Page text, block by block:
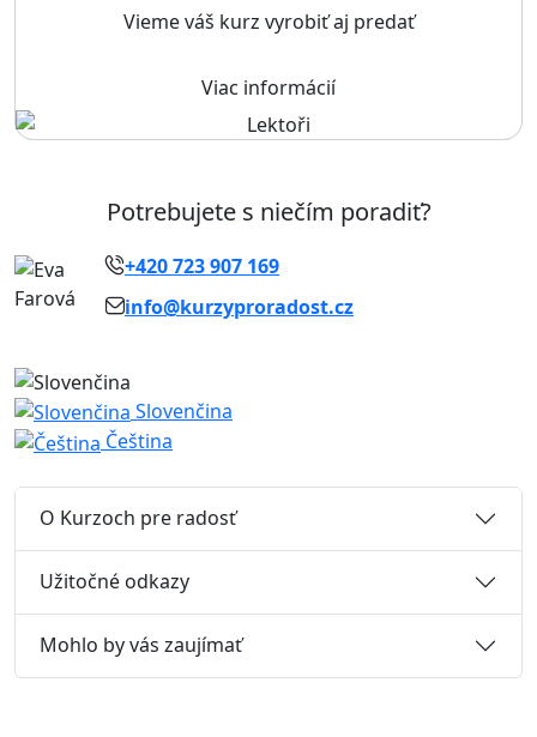
Vieme váš kurz vyrobiť aj predať
Viac informácií
Potrebujete s niečím poradiť?
+420 723 907 169
info@kurzyproradost.cz
Slovenčina
Čeština
O Kurzoch pre radosť
Užitočné odkazy
Mohlo by vás zaujímať